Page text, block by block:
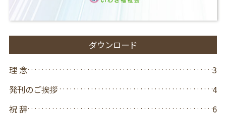
ダウンロード
理 念
3
発刊のご挨拶
4
祝 辞
6